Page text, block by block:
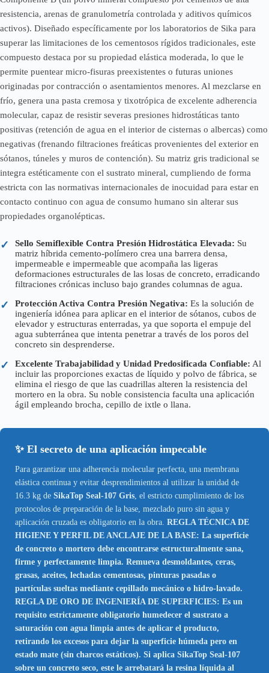
resistencia, arenas de granulometría controlada y aditivos químicos
activos). Diseñado específicamente por los laboratorios de Sika para
superar las limitaciones de los cementosos rígidos tradicionales, este
compuesto destaca por su propiedad elástica moderada, lo que le
permite puentear micro-fisuras preexistentes o futuras uniones
originadas por contracción o asentamientos menores. Al mezclarse en
frío, genera una pasta cremosa y tixotrópica de excelente adherencia
molecular, capaz de resistir severas presiones hidrostáticas tanto
positivas (retención de agua en el interior de cisternas o albercas) como
negativas (frenando filtraciones freáticas provenientes del exterior en
sótanos, túneles y muros de contención). Su matriz gris tradicional se
integra estéticamente con el sustrato mineral, cumpliendo de forma
estricta con las normativas internacionales de inocuidad para estar en
contacto continuo con agua de consumo humano sin alterar sus
propiedades organolépticas.
✓ Sello Semiflexible Contra Presión Hidrostática Elevada: Su
matriz híbrida cemento-polímero crea una barrera densa,
impermeable e impermeable que acompaña las ligeras
deformaciones estructurales de las losas de concreto, erradicando
filtraciones crónicas incluso bajo grandes columnas de agua.
✓ Protección Activa Contra Presión Negativa: Es la solución de
ingeniería idónea para aplicar en el interior de sótanos, cubos de
elevador y estructuras enterradas, ya que soporta el empuje del
agua subterránea que intenta penetrar a través de los poros del
concreto sin desprenderse.
✓ Excelente Trabajabilidad y Unidad Predosificada Confiable: Al
incluir las proporciones exactas de líquido y polvo de fábrica, se
elimina el riesgo de que las cuadrillas alteren la resistencia del
mortero en la obra. Su noble consistencia faculta una aplicación
ágil empleando brocha, cepillo de ixtle o llana.
✨ El secreto de una aplicación impecable
Para garantizar una adherencia molecular perfecta, una membrana
elástica continua y evitar desprendimientos al utilizar la unidad de
16.3 kg de SikaTop Seal-107 Gris , el estricto cumplimiento de los
protocolos de preparación de la base, mezclado puro sin agua y
aplicación cruzada es obligatorio en la obra. REGLA TÉCNICA DE
HIGIENE Y PERFIL DE ANCLAJE DE LA BASE: La superficie
de concreto o mortero debe encontrarse estructuralmente sana,
firme y perfectamente limpia. Remueva desmoldantes, ceras,
grasas, aceites, lechadas cementosas, pinturas pasadas o
partículas sueltas mediante cepillado mecánico o hidro-lavado.
REGLA DE ORO DE INGENIERÍA DE SUPERFICIES: Es un
requisito estrictamente obligatorio humedecer el sustrato a
saturación con agua limpia antes de aplicar el producto,
retirando los excesos para dejar la superficie húmeda pero en
estado mate (sin charcos estáticos). Si aplica SikaTop Seal-107
sobre un concreto seco, este le arrebatará la resina líquida al